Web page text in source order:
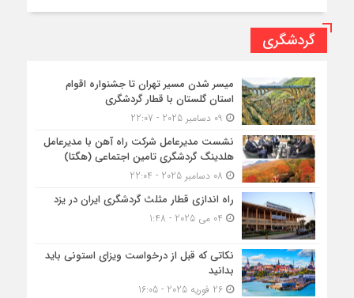
گردشگری
میسر شدن مسیر تهران تا جشنواره اقوام
استان گلستان با قطار گردشگری
نشست مدیرعامل شرکت راه آهن با مدیرعامل
هلدینگ گردشگری تامین اجتماعی (هگتا)
راه اندازی قطار مثلث گردشگری ایران در یزد
نکاتی که قبل از درخواست ویزای استونی باید
بدانید
26 فوریه 2025 - 16:05